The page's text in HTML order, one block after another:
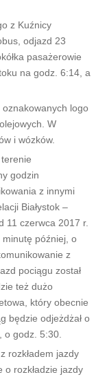
z Kuźnicy
odjazd 23
pasażerowie
na godz. 6:14, a
logo
W
i wózków.
godzin
z innymi
Białystok –
11 czerwca 2017 r.
minutę później, o
z
pociągu został
też dużo
który obecnie
będzie odjeżdżał o
o godz. 5:30.
rozkładem jazdy
rozkładzie jazdy